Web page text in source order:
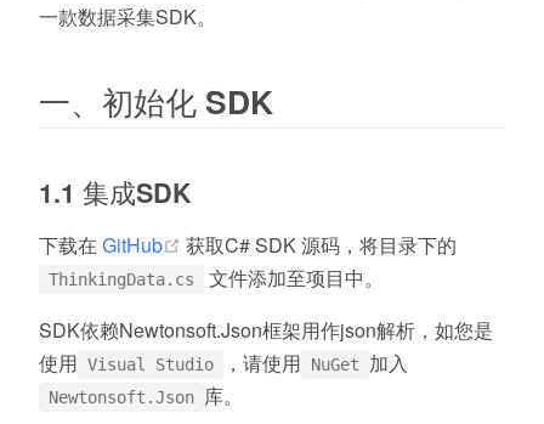
一款数据采集SDK。
一、初始化 SDK
1.1 集成SDK
下载在 GitHub (opens new window)
获取C# SDK 源码，将目录下的
ThinkingData.cs
文件添加至项目中。
SDK依赖Newtonsoft.Json框架用作json解析，如您是
使用 Visual Studio ，请使用 NuGet 加入
Newtonsoft.Json 库。